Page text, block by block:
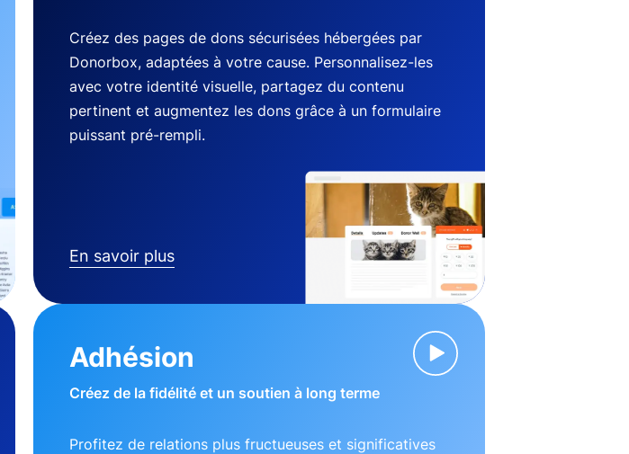
Créez des pages de dons sécurisées hébergées par
Donorbox, adaptées à votre cause. Personnalisez-les
avec votre identité visuelle, partagez du contenu
pertinent et augmentez les dons grâce à un formulaire
puissant pré-rempli.
En savoir plus
Adhésion
Créez de la fidélité et un soutien à long terme
Profitez de relations plus fructueuses et significatives